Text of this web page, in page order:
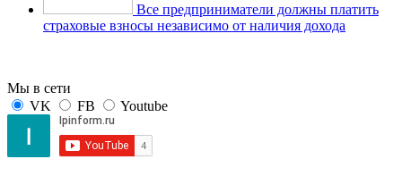
Все предприниматели должны платить
страховые взносы независимо от наличия дохода
Мы в сети
VK
FB Youtube